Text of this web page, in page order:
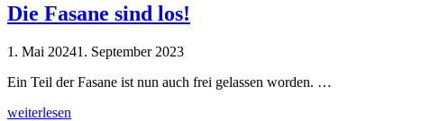
Die Fasane sind los!
1. Mai 20241. September 2023
Ein Teil der Fasane ist nun auch frei gelassen worden. …
weiterlesen